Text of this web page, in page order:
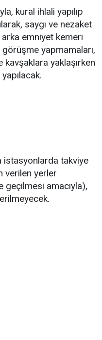
kural ihlali yapılıp
saygı ve nezaket
arka emniyet kemeri
yapmamaları,
yaklaşırken
istasyonlarda takviye
verilen yerler
geçilmesi amacıyla),